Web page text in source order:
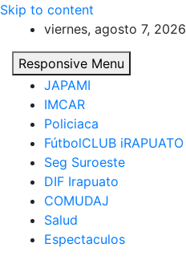
Skip to content
viernes, agosto 7, 2026
Responsive Menu
JAPAMI
IMCAR
Policiaca
FútbolCLUB iRAPUATO
Seg Suroeste
DIF Irapuato
COMUDAJ
Salud
Espectaculos